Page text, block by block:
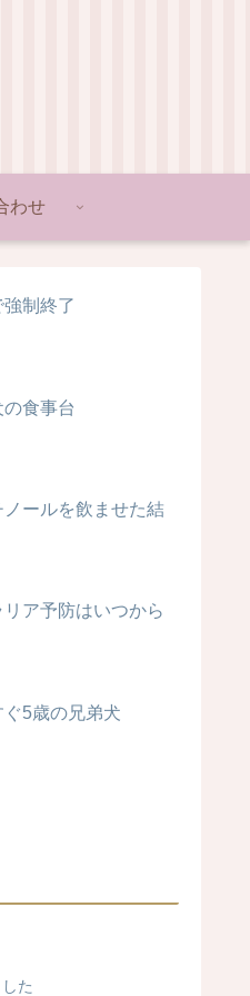
わせ
強制終了
食事台
ノールを飲ませた結
リア予防はいつから
ぐ5歳の兄弟犬
た